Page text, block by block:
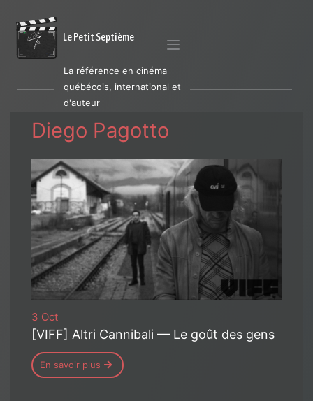
Le Petit Septième
La référence en cinéma
québécois, international et
d'auteur
Diego Pagotto
3 Oct
[VIFF] Altri Cannibali — Le goût des gens
En savoir plus